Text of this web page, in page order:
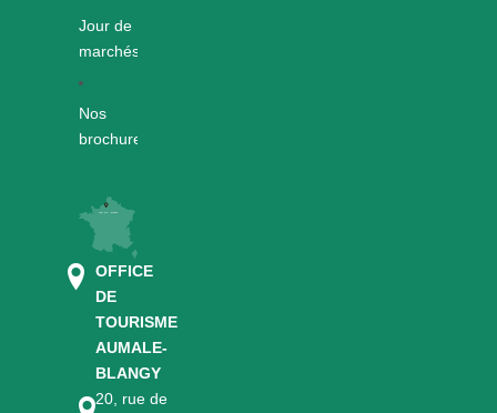
Jour de
marchés
Nos
brochures
OFFICE
DE
TOURISME
AUMALE-
BLANGY
20, rue de